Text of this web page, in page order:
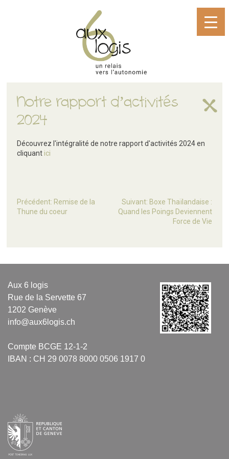
Notre rapport d’activités
2024
Découvrez l'intégralité de notre rapport d'activités 2024 en
cliquant ici
Précédent: Remise de la
Thune du coeur
Suivant: Boxe Thaïlandaise :
Quand les Poings Deviennent
Force de Vie
Aux 6 logis
Rue de la Servette 67
1202 Genève
info@aux6logis.ch
Compte BCGE 12-1-2
IBAN : CH 29 0078 8000 0506 1917 0